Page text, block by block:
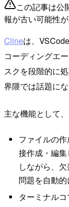
この記事は公
報が古い可能性
Clineは、
コーディングエ
スクを段階的に
界隈では話題に
主な機能として
ファイルの
接作成・編
しながら、
問題を自動的
ターミナル